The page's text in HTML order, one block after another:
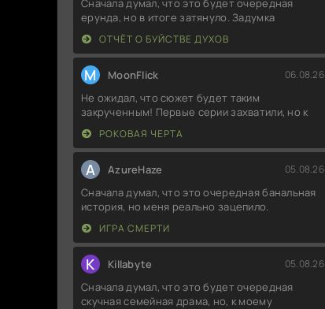
Сначала думал, что это будет очередная
ерунда, но в итоге затянуло. Задумка
ОТЧЁТ О БУЙСТВЕ ДУХОВ
M MoonFlick 06.08.26
Не ожидал, что сюжет будет таким
закрученным! Первые серии захватили, но к
РОКОВАЯ ЧЕРТА
A AzureHaze 05.08.26
Сначала думал, что это очередная банальная
история, но меня реально зацепило.
ИГРА СМЕРТИ
K Killabyte 05.08.26
Сначала думал, что это будет очередная
скучная семейная драма, но, к моему